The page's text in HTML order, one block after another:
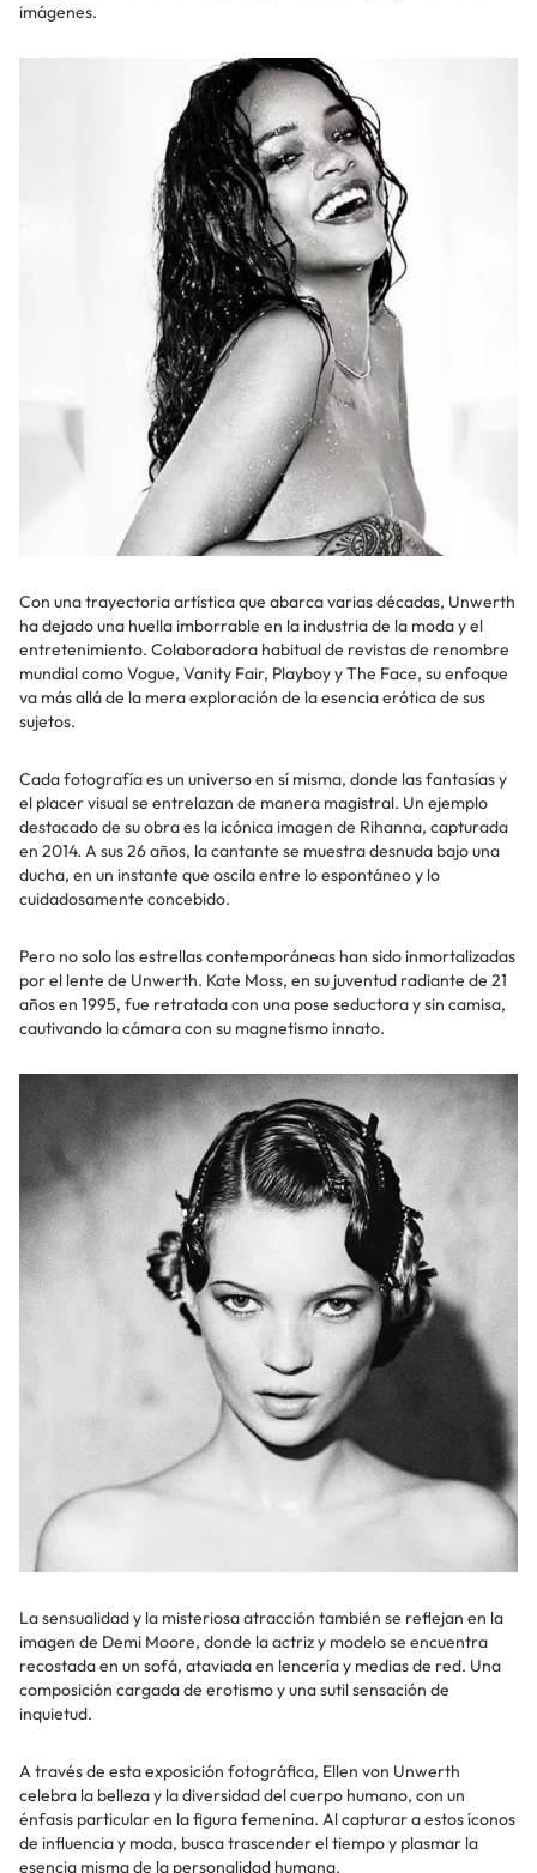
imágenes.
Con una trayectoria artística que abarca varias décadas, Unwerth
ha dejado una huella imborrable en la industria de la moda y el
entretenimiento. Colaboradora habitual de revistas de renombre
mundial como Vogue, Vanity Fair, Playboy y The Face, su enfoque
va más allá de la mera exploración de la esencia erótica de sus
sujetos.
Cada fotografía es un universo en sí misma, donde las fantasías y
el placer visual se entrelazan de manera magistral. Un ejemplo
destacado de su obra es la icónica imagen de Rihanna, capturada
en 2014. A sus 26 años, la cantante se muestra desnuda bajo una
ducha, en un instante que oscila entre lo espontáneo y lo
cuidadosamente concebido.
Pero no solo las estrellas contemporáneas han sido inmortalizadas
por el lente de Unwerth. Kate Moss, en su juventud radiante de 21
años en 1995, fue retratada con una pose seductora y sin camisa,
cautivando la cámara con su magnetismo innato.
La sensualidad y la misteriosa atracción también se reflejan en la
imagen de Demi Moore, donde la actriz y modelo se encuentra
recostada en un sofá, ataviada en lencería y medias de red. Una
composición cargada de erotismo y una sutil sensación de
inquietud.
A través de esta exposición fotográfica, Ellen von Unwerth
celebra la belleza y la diversidad del cuerpo humano, con un
énfasis particular en la figura femenina. Al capturar a estos íconos
de influencia y moda, busca trascender el tiempo y plasmar la
esencia misma de la personalidad humana.